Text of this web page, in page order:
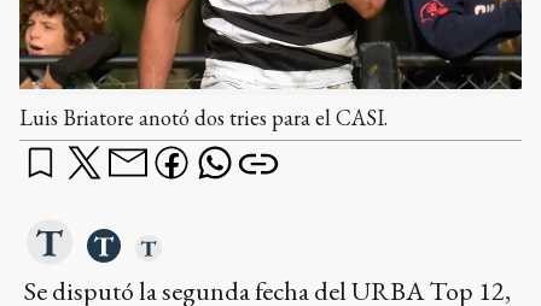
Luis Briatore anotó dos tries para el CASI.
Se disputó la segunda fecha del URBA Top 12,